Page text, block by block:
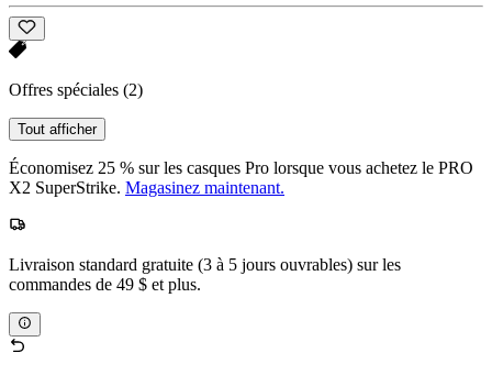
Offres spéciales (2)
Tout afficher
Économisez 25 % sur les casques Pro lorsque vous achetez le PRO
X2 SuperStrike. Magasinez maintenant.
Livraison standard gratuite (3 à 5 jours ouvrables) sur les
commandes de 49 $ et plus.